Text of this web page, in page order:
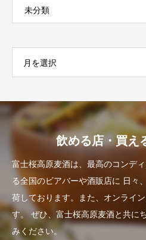
未分類
月を選択
飲める店・買え
富士桜高原麦酒は、最高のコンデ
る全国のビアバーや酒販店に 日々
荷しております。また、オンライ
す。ぜひ、富士桜高原麦酒と共に
みください。